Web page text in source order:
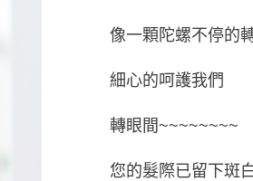
像一顆陀螺不停的
細心的呵護我們
轉眼間~~~~~~~~
您的髮際已留下斑